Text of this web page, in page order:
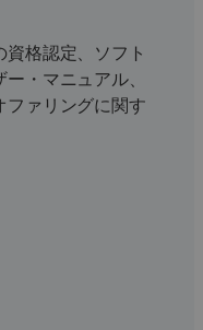
資格認定、ソフト
・マニュアル、
ファリングに関す